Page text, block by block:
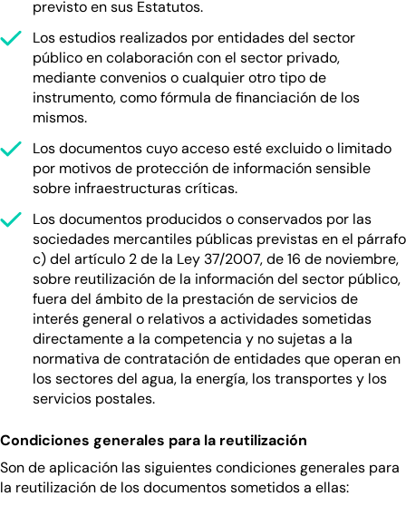
previsto en sus Estatutos.
Los estudios realizados por entidades del sector
público en colaboración con el sector privado,
mediante convenios o cualquier otro tipo de
instrumento, como fórmula de financiación de los
mismos.
Los documentos cuyo acceso esté excluido o limitado
por motivos de protección de información sensible
sobre infraestructuras críticas.
Los documentos producidos o conservados por las
sociedades mercantiles públicas previstas en el párrafo
c) del artículo 2 de la Ley 37/2007, de 16 de noviembre,
sobre reutilización de la información del sector público,
fuera del ámbito de la prestación de servicios de
interés general o relativos a actividades sometidas
directamente a la competencia y no sujetas a la
normativa de contratación de entidades que operan en
los sectores del agua, la energía, los transportes y los
servicios postales.
Condiciones generales para la reutilización
Son de aplicación las siguientes condiciones generales para
la reutilización de los documentos sometidos a ellas: